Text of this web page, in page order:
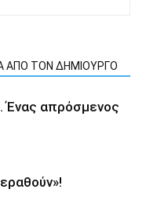
ΑΠΟ ΤΟΝ ΔΗΜΙΟΥΡΓΟ
Ένας απρόσμενος